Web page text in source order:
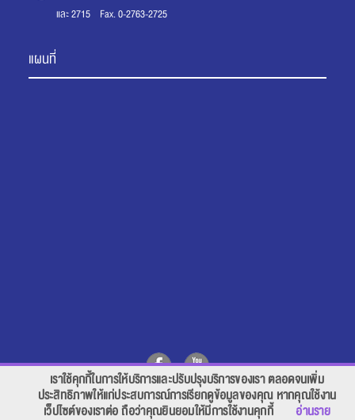
และ 2715 Fax. 0-2763-2725
แผนที่
เราใช้คุกกี้ในการให้บริการและปรับปรุงบริการของเรา ตลอดจนเพิ่ม
ประสิทธิภาพให้แก่ประสบการณ์การเรียกดูข้อมูลของคุณ หากคุณใช้งาน
เว็ปไซต์ของเราต่อ ถือว่าคุณยินยอมให้มีการใช้งานคุกกี้
อ่านราย
สอบถาม คลิก